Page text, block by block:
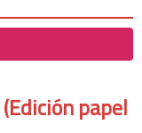
papel